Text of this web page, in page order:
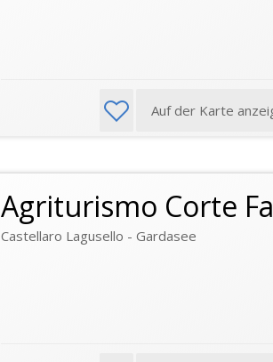
Auf der Karte
Agriturismo Corte
Castellaro Lagusello - Gardasee